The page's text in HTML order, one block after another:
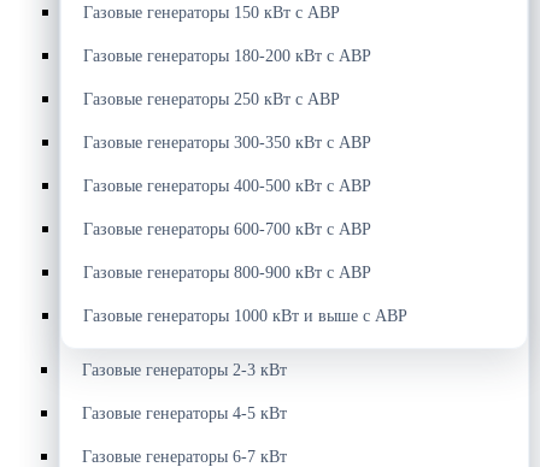
Газовые генераторы 150 кВт с АВР
Газовые генераторы 180-200 кВт с АВР
Газовые генераторы 250 кВт с АВР
Газовые генераторы 300-350 кВт с АВР
Газовые генераторы 400-500 кВт с АВР
Газовые генераторы 600-700 кВт с АВР
Газовые генераторы 800-900 кВт с АВР
Газовые генераторы 1000 кВт и выше с АВР
Газовые генераторы 2-3 кВт
Газовые генераторы 4-5 кВт
Газовые генераторы 6-7 кВт